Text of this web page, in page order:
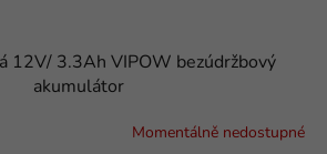
12V/ 3.3Ah VIPOW bezúdržbový
akumulátor
Momentálně nedostupné